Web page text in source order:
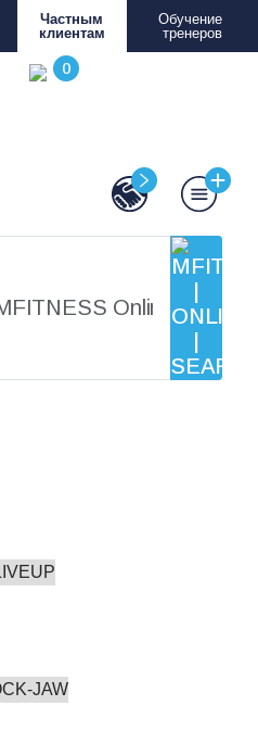
Частным
клиентам
Обучение
тренеров